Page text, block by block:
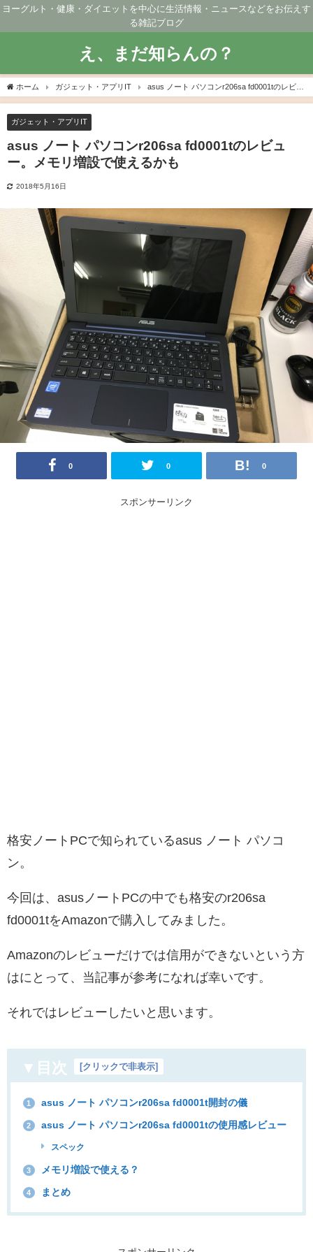
ヨーグルト・健康・ダイエットを中心に生活情報・ニュースなどをお伝えす
る雑記ブログ
え、まだ知らんの？
ホーム ガジェット・アプリIT
asus ノート パソコンr206sa fd0001tのレビュ
ー。メモリ増設で使えるかも
ガジェット・アプリIT
asus ノート パソコンr206sa fd0001tのレビュ
ー。メモリ増設で使えるかも
2018年5月16日
0 0 0
スポンサーリンク
格安ノートPCで知られているasus ノート パソコ
ン。
今回は、asusノートPCの中でも格安のr206sa
fd0001tをAmazonで購入してみました。
Amazonのレビューだけでは信用ができないという方
はにとって、当記事が参考になれば幸いです。
それではレビューしたいと思います。
▼目次 [クリックで非表示]
1 asus ノート パソコンr206sa fd0001t開封の儀
2 asus ノート パソコンr206sa fd0001tの使用感レビュー
スペック
3 メモリ増設で使える？
4 まとめ